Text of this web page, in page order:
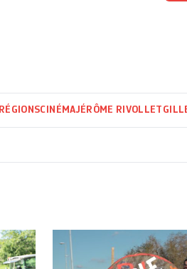
RÉGIONSCINÉMAJÉRÔME RIVOLLET